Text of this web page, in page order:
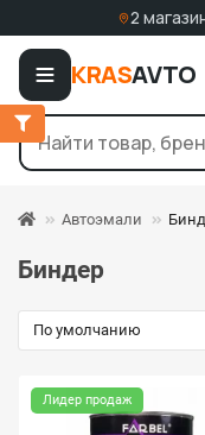
2
KRASAVTO
Автоэмали
Биндер
Лидер продаж